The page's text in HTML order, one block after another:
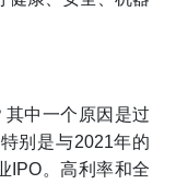
其中一个原因是过
别是与2021年的
IPO。高利率和全